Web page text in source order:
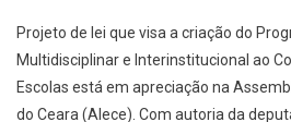
Projeto de lei que visa a criação do
Multidisciplinar e Interinstitucional ao
Escolas está em apreciação na
do Ceara (Alece). Com autoria da